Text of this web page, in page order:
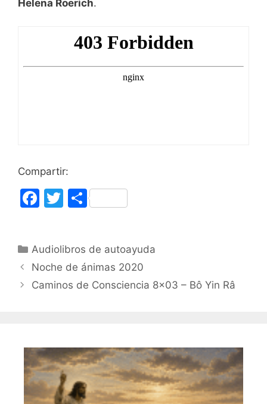
Helena Roerich.
Compartir:
F
e
b
o
T
er
C
p
ar
tir
Categorías
Audiolibros de autoayuda
Noche de ánimas 2020
Caminos de Consciencia 8×03 – Bô Yin Râ